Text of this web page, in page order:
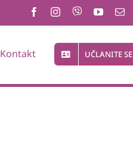
Kontakt UČLANITE SE